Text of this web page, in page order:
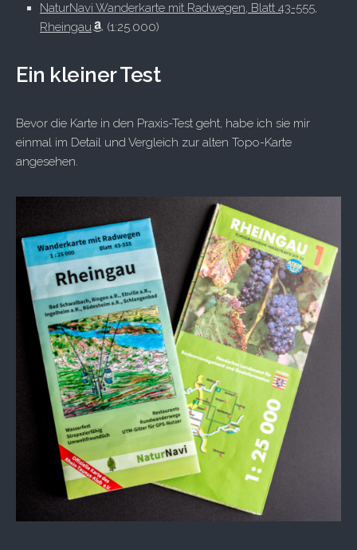
NaturNavi Wanderkarte mit Radwegen, Blatt 43-555,
Rheingau
(1:25.000)
Ein kleiner Test
Bevor die Karte in den Praxis-Test geht, habe ich sie mir
einmal im Detail und Vergleich zur alten Topo-Karte
angesehen.